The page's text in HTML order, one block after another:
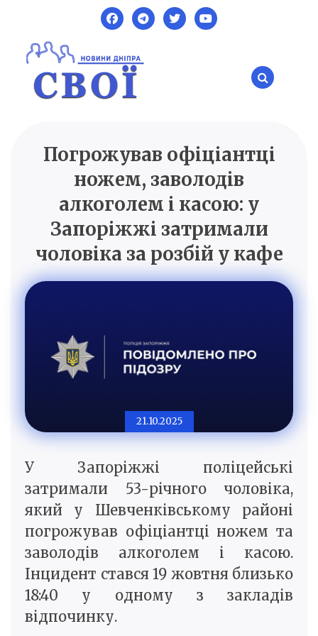
content
SVOI.DP.UA
Новини Дніпра
Погрожував офіціантці
ножем, заволодів
алкоголем і касою: у
Запоріжжі затримали
чоловіка за розбій у кафе
21.10.2025
У Запоріжжі поліцейські
затримали 53-річного чоловіка,
який у Шевченківському районі
погрожував офіціантці ножем та
заволодів алкоголем і касою.
Інцидент стався 19 жовтня близько
18:40 у одному з закладів
відпочинку.